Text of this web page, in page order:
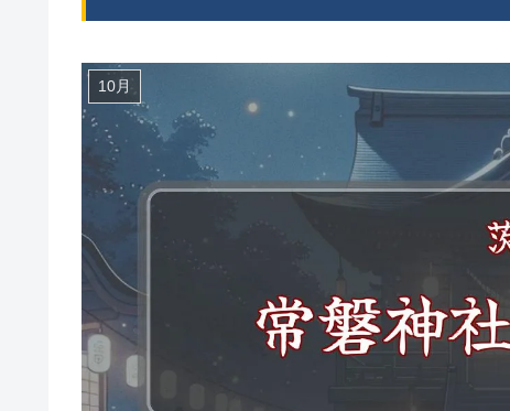
10月